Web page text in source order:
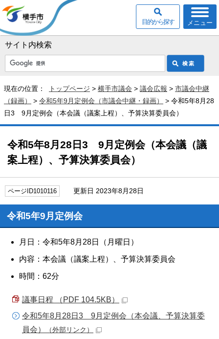
サイト内検索
メニュー
目的から探す
現在の位置： トップページ > 横手市議会 > 議会広報 > 市議会中継
（録画）
> 令和5年9月定例会（市議会中継・録画）
> 令和5年8月28
日3 9月定例会（本会議（議案上程）、予算決算委員会）
令和5年8月28日3 9月定例会（本会議（議
案上程）、予算決算委員会）
ページID1010116 更新日 2023年8月28日
令和5年9月定例会
月日：令和5年8月28日（月曜日）
内容：本会議（議案上程）、予算決算委員会
時間：62分
議事日程 （PDF 104.5KB）
令和5年8月28日3 9月定例会（本会議、予算決算委
員会）
（外部リンク）